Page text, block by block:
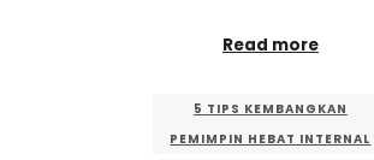
Read more
5 TIPS KEMBANGKAN
PEMIMPIN HEBAT INTERNAL